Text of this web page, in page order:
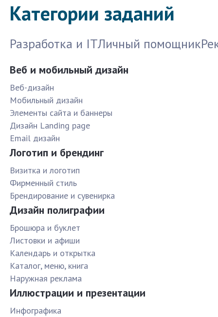
Категории заданий
Разработка и ITЛичный помощник
Веб и мобильный дизайн
Веб-дизайн
Мобильный дизайн
Элементы сайта и баннеры
Дизайн Landing page
Email дизайн
Логотип и брендинг
Визитка и логотип
Фирменный стиль
Брендирование и сувенирка
Дизайн полиграфии
Брошюра и буклет
Листовки и афиши
Календарь и открытка
Каталог, меню, книга
Наружная реклама
Иллюстрации и презентации
Инфографика